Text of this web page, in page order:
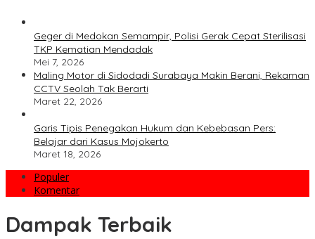
Geger di Medokan Semampir, Polisi Gerak Cepat Sterilisasi
TKP Kematian Mendadak
Mei 7, 2026
Maling Motor di Sidodadi Surabaya Makin Berani, Rekaman
CCTV Seolah Tak Berarti
Maret 22, 2026
Garis Tipis Penegakan Hukum dan Kebebasan Pers:
Belajar dari Kasus Mojokerto
Maret 18, 2026
Populer
Komentar
Dampak Terbaik